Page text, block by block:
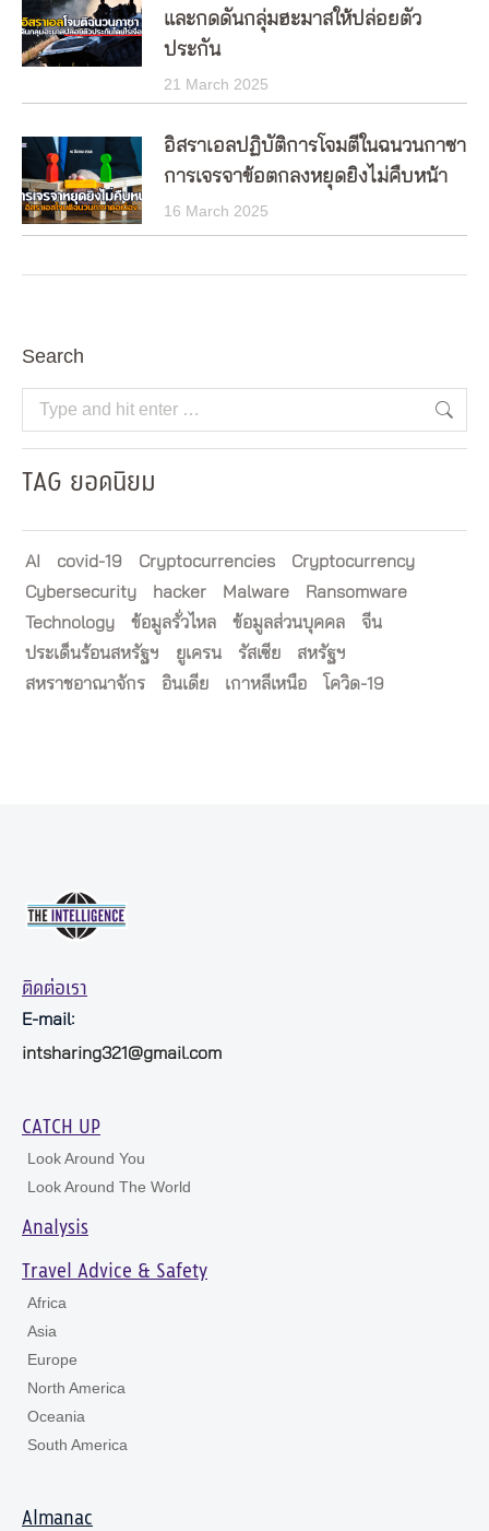
และกดดันกลุ่มฮะมาสให้ปล่อยตัว
ประกัน
21 March 2025
อิสราเอลปฏิบัติการโจมตีในฉนวนกาซา
การเจรจาข้อตกลงหยุดยิงไม่คืบหน้า
16 March 2025
Search
Search:
TAG ยอดนิยม
AI covid-19 Cryptocurrencies
Cryptocurrency
Cybersecurity
hacker Malware
Ransomware
Technology
ข้อมูลรั่วไหล ข้อมูลส่วนบุคคล
จีน
ประเด็นร้อนสหรัฐฯ
ยูเครน รัสเซีย
สหรัฐฯ
สหราชอาณาจักร
อินเดีย เกาหลีเหนือ โควิด-19
ติดต่อเรา
E-mail:
intsharing321@gmail.com
CATCH UP
Look Around You
Look Around The World
Analysis
Travel Advice & Safety
Africa
Asia
Europe
North America
Oceania
South America
Almanac